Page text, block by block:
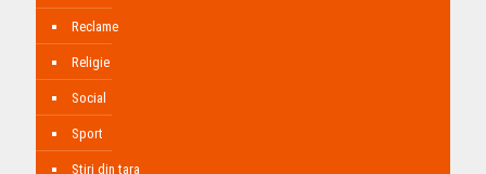
Reclame
Religie
Social
Sport
Stiri din tara